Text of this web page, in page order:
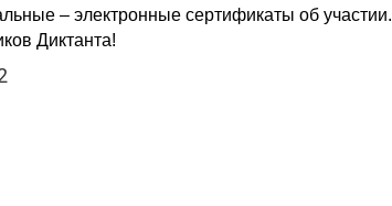
– электронные сертификаты об участии.
Диктанта!